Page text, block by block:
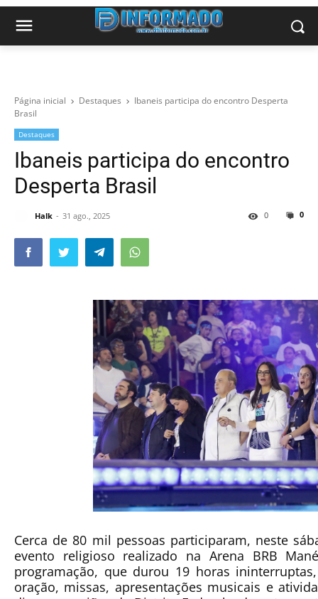
Página inicial Destaques
Ibaneis participa do encontro Desperta
Brasil
Destaques
Ibaneis participa do encontro
Desperta Brasil
Halk 31 ago., 2025 0
0
Cerca de 80 mil pessoas participaram, neste
evento religioso realizado na Arena BRB
programação, que durou 19 horas ininterruptas
oração, missas, apresentações musicais e